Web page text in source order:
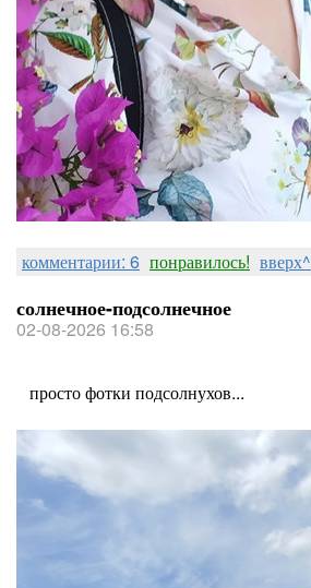
комментарии: 6 понравилось! вверх^
солнечное-подсолнечное
02-08-2026 16:58
просто фотки подсолнухов...